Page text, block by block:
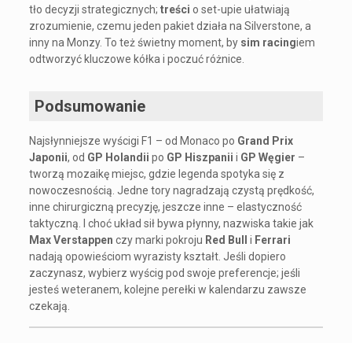
tło decyzji strategicznych; treści o set-upie ułatwiają
zrozumienie, czemu jeden pakiet działa na Silverstone, a
inny na Monzy. To też świetny moment, by sim racingiem
odtworzyć kluczowe kółka i poczuć różnice.
Podsumowanie
Najsłynniejsze wyścigi F1 – od Monaco po Grand Prix
Japonii, od GP Holandii po GP Hiszpanii i GP Węgier –
tworzą mozaikę miejsc, gdzie legenda spotyka się z
nowoczesnością. Jedne tory nagradzają czystą prędkość,
inne chirurgiczną precyzję, jeszcze inne – elastyczność
taktyczną. I choć układ sił bywa płynny, nazwiska takie jak
Max Verstappen czy marki pokroju Red Bull i Ferrari
nadają opowieściom wyrazisty kształt. Jeśli dopiero
zaczynasz, wybierz wyścig pod swoje preferencje; jeśli
jesteś weteranem, kolejne perełki w kalendarzu zawsze
czekają.